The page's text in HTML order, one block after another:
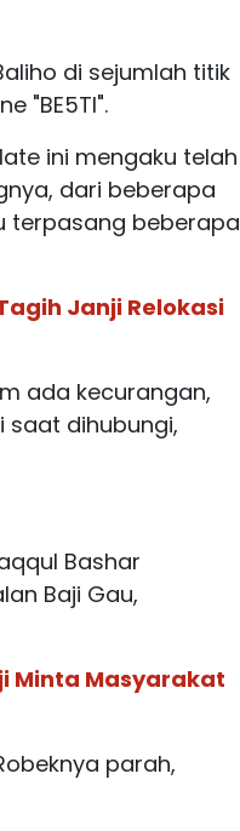
di sejumlah titik
"BE5TI".
ini mengaku telah
dari beberapa
terpasang beberapa
Janji Relokasi
ada kecurangan,
saat dihubungi,
Bashar
Baji Gau,
Minta Masyarakat
parah,